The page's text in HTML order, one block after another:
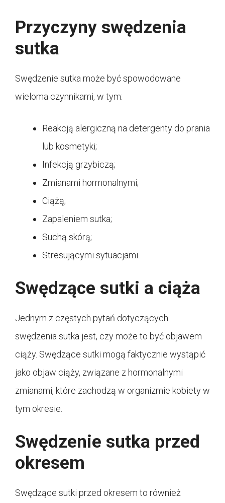
Przyczyny swędzenia
sutka
Swędzenie sutka może być spowodowane
wieloma czynnikami, w tym:
Reakcją alergiczną na detergenty do prania
lub kosmetyki;
Infekcją grzybiczą;
Zmianami hormonalnymi;
Ciążą;
Zapaleniem sutka;
Suchą skórą;
Stresującymi sytuacjami.
Swędzące sutki a ciąża
Jednym z częstych pytań dotyczących
swędzenia sutka jest, czy może to być objawem
ciąży. Swędzące sutki mogą faktycznie wystąpić
jako objaw ciąży, związane z hormonalnymi
zmianami, które zachodzą w organizmie kobiety w
tym okresie.
Swędzenie sutka przed
okresem
Swędzące sutki przed okresem to również